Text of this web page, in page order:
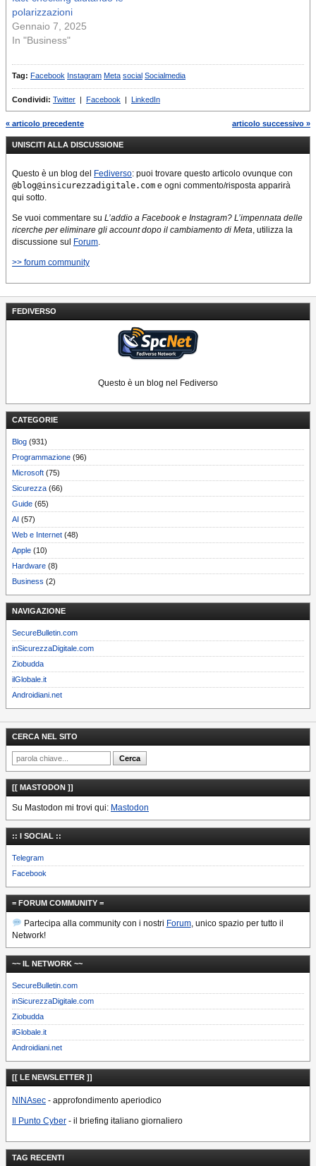
FEDIVERSO
Questo è un blog nel Fediverso
CATEGORIE
Blog (931)
Programmazione (96)
Microsoft (75)
Sicurezza (66)
Guide (65)
AI (57)
Web e Internet (48)
Apple (10)
Hardware (8)
Business (2)
NAVIGAZIONE
SecureBulletin.com
inSicurezzaDigitale.com
Ziobudda
ilGlobale.it
Androidiani.net
polarizzazioni
Gennaio 7, 2025
In "Business"
Tag: Facebook Instagram Meta social Socialmedia
Condividi: Twitter | Facebook | LinkedIn
« articolo precedente articolo successivo »
UNISCITI ALLA DISCUSSIONE
Questo è un blog del Fediverso: puoi trovare questo articolo ovunque con
@blog@insicurezzadigitale.com e ogni commento/risposta apparirà
qui sotto.
Se vuoi commentare su L’addio a Facebook e Instagram? L’impennata delle
ricerche per eliminare gli account dopo il cambiamento di Meta, utilizza la
discussione sul
Forum.
>> forum community
CERCA NEL SITO
[[ MASTODON ]]
Su Mastodon mi trovi qui: Mastodon
:: I SOCIAL ::
Telegram
Facebook
= FORUM COMMUNITY =
Partecipa alla community con i nostri Forum, unico spazio per tutto il
Network!
~~ IL NETWORK ~~
SecureBulletin.com
inSicurezzaDigitale.com
Ziobudda
ilGlobale.it
Androidiani.net
[[ LE NEWSLETTER ]]
NINAsec - approfondimento aperiodico
Il Punto Cyber - il briefing italiano giornaliero
TAG RECENTI